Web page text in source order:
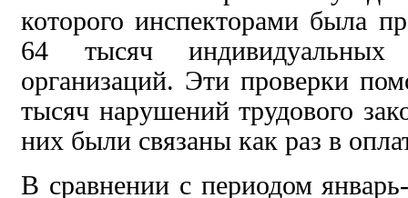
которого инспекторами была
64 тысяч индивидуальных
организаций. Эти проверки
тысяч нарушений трудового
них были связаны как раз в
В сравнении с периодом